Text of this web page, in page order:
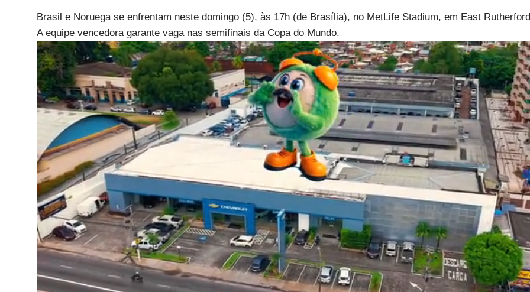
Brasil e Noruega se enfrentam neste domingo (5), às 17h (de Brasília), no MetLife Stadium, em East
A equipe vencedora garante vaga nas semifinais da Copa do Mundo.